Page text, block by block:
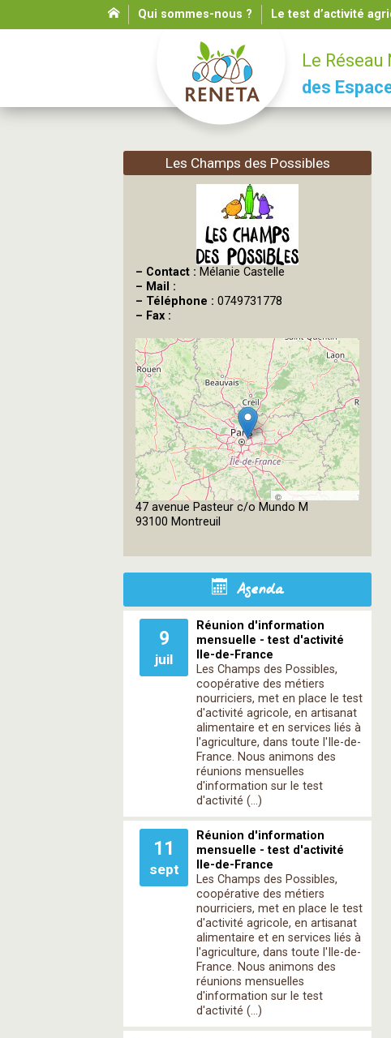
Qui sommes-nous ? Le test d’activité
Le Réseau
des
Les Champs des Possibles
– Contact : Mélanie Castelle
– Mail :
– Téléphone : 0749731778
– Fax :
©
OpenStreetMap
47 avenue Pasteur c/o Mundo M
93100 Montreuil
Agenda
9
juil
Réunion d'information
mensuelle - test d'activité
Ile-de-France
Les Champs des Possibles,
coopérative des métiers
nourriciers, met en place le test
d'activité agricole, en artisanat
alimentaire et en services liés à
l'agriculture, dans toute l'Ile-de-
France. Nous animons des
réunions mensuelles
d'information sur le test
d'activité (…)
11
sept
Réunion d'information
mensuelle - test d'activité
Ile-de-France
Les Champs des Possibles,
coopérative des métiers
nourriciers, met en place le test
d'activité agricole, en artisanat
alimentaire et en services liés à
l'agriculture, dans toute l'Ile-de-
France. Nous animons des
réunions mensuelles
d'information sur le test
d'activité (…)